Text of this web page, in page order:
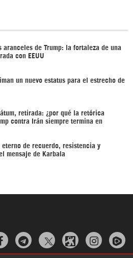
aranceles de Trump: la fortaleza de una
con EEUU
un nuevo estatus para el estrecho de
retirada: ¿por qué la retórica
contra Irán siempre termina en
eterno de recuerdo, resistencia y
mensaje de Karbala
  